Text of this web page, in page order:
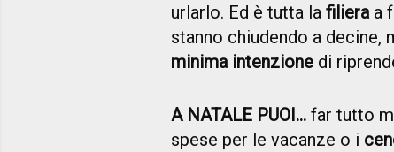
urlarlo. Ed è tutta la filieraa
stanno chiudendo a decine,
minima intenzione di
A NATALE PUOI... far tutto
spese per le vacanze o i